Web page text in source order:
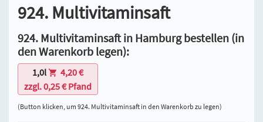
924. Multivitaminsaft
924. Multivitaminsaft in Hamburg bestellen (in
den Warenkorb legen):
1,0l
4,20 €
zzgl. 0,25 € Pfand
(Button klicken, um 924. Multivitaminsaft in den Warenkorb zu legen)